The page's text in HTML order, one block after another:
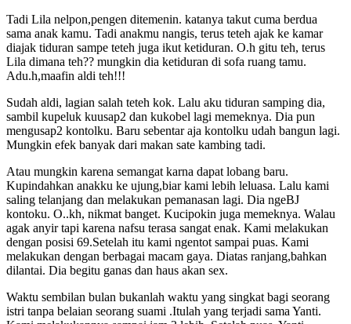
Tadi Lila nelpon,pengen ditemenin. katanya takut cuma berdua
sama anak kamu. Tadi anakmu nangis, terus teteh ajak ke kamar
diajak tiduran sampe teteh juga ikut ketiduran. O.h gitu teh, terus
Lila dimana teh?? mungkin dia ketiduran di sofa ruang tamu.
Adu.h,maafin aldi teh!!!
Sudah aldi, lagian salah teteh kok. Lalu aku tiduran samping dia,
sambil kupeluk kuusap2 dan kukobel lagi memeknya. Dia pun
mengusap2 kontolku. Baru sebentar aja kontolku udah bangun lagi.
Mungkin efek banyak dari makan sate kambing tadi.
Atau mungkin karena semangat karna dapat lobang baru.
Kupindahkan anakku ke ujung,biar kami lebih leluasa. Lalu kami
saling telanjang dan melakukan pemanasan lagi. Dia ngeBJ
kontoku. O..kh, nikmat banget. Kucipokin juga memeknya. Walau
agak anyir tapi karena nafsu terasa sangat enak. Kami melakukan
dengan posisi 69.Setelah itu kami ngentot sampai puas. Kami
melakukan dengan berbagai macam gaya. Diatas ranjang,bahkan
dilantai. Dia begitu ganas dan haus akan sex.
Waktu sembilan bulan bukanlah waktu yang singkat bagi seorang
istri tanpa belaian seorang suami .Itulah yang terjadi sama Yanti.